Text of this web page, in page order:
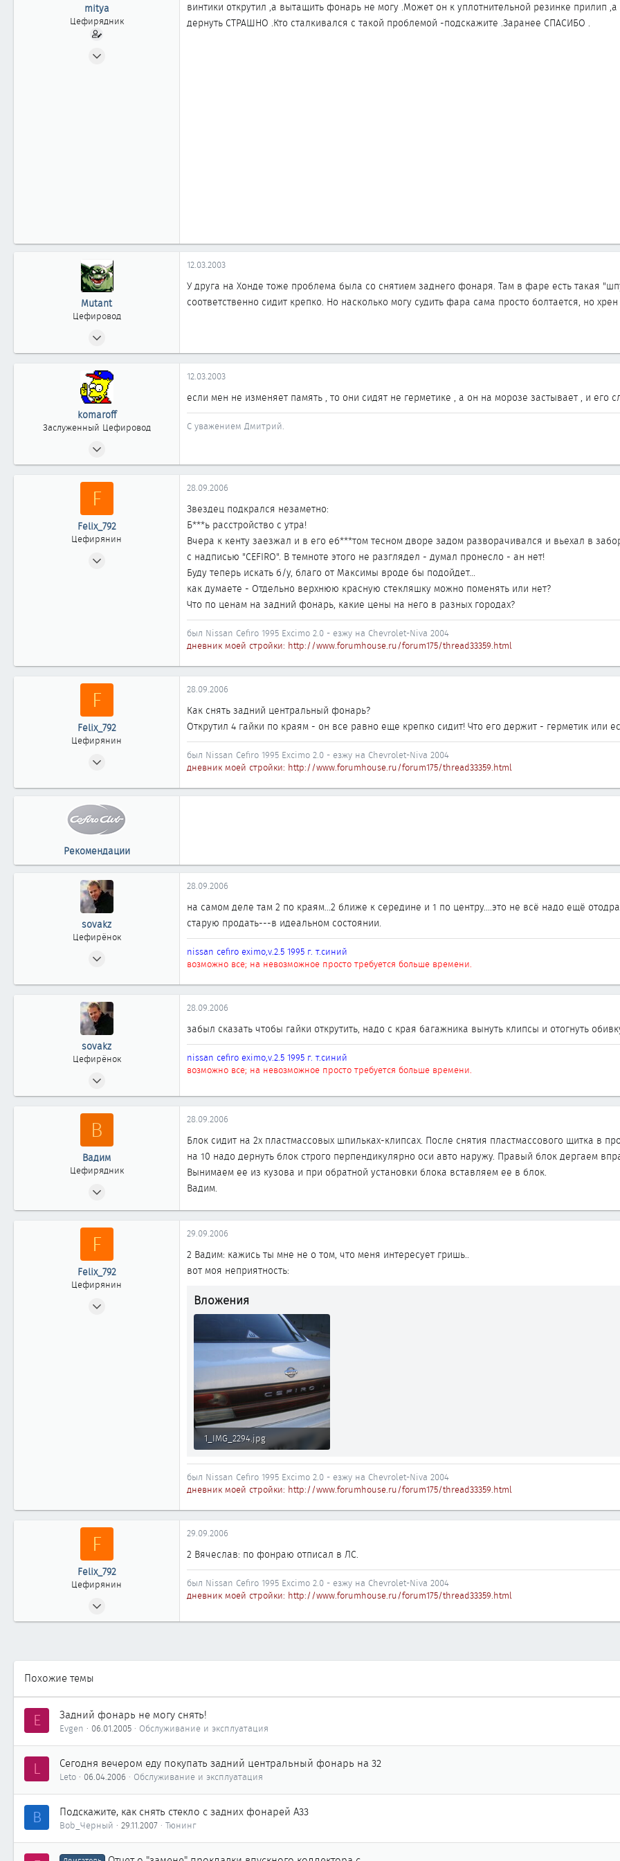
mitya
Цефирядник
винтики открутил ,а вытащить фонарь не могу .Может он к уплотнительной резинке прилип
дернуть СТРАШНО .Кто сталкивался с такой проблемой -подскажите .Заранее СПАСИБО .
Mutant
Цефировод
819
г.Сургут Тюменской обл.
12.03.2003
У друга на Хонде тоже проблема была со снятием заднего фонаря. Там в фаре есть такая
соответственно сидит крепко. Но насколько могу судить фара сама просто болтается, но
komaroff
Заслуженный Цефировод
1 522
www.vladavto.ru
12.03.2003
если мен не изменяет память , то они сидят не герметике , а он на морозе застывает , и его
С уважением Дмитрий.
F
Felix_792
Цефирянин
28.09.2006
Звездец подкрался незаметно:
Б***ь расстройство с утра!
Вчера к кенту заезжал и в его еб***том тесном дворе задом разворачивался и вьехал в
с надписью "CEFIRO". В темноте этого не разглядел - думал пронесло - ан нет!
Буду теперь искать б/у, благо от Максимы вроде бы подойдет...
как думаете - Отдельно верхнюю красную стекляшку можно поменять или нет?
Что по ценам на задний фонарь, какие цены на него в разных городах?
был Nissan Cefiro 1995 Excimo 2.0 - езжу на Chevrolet-Niva 2004
дневник моей стройки: http://www.forumhouse.ru/forum175/thread33359.html
F
Felix_792
Цефирянин
0
Казахстан, Астана
28.09.2006
Как снять задний центральный фонарь?
Открутил 4 гайки по краям - он все равно еще крепко сидит! Что его держит - герметик или
был Nissan Cefiro 1995 Excimo 2.0 - езжу на Chevrolet-Niva 2004
дневник моей стройки: http://www.forumhouse.ru/forum175/thread33359.html
Рекомендации
sovakz
Цефирёнок
0
28.09.2006
на самом деле там 2 по краям...2 ближе к середине и 1 по центру....это не всё надо ещё
старую продать---в идеальном состоянии.
nissan cefiro eximo,v.2.5 1995 г. т.синий
возможно все; на невозможное просто требуется больше времени.
sovakz
Цефирёнок
32
28.09.2006
забыл сказать чтобы гайки открутить, надо с края багажника вынуть клипсы и отогнуть
nissan cefiro eximo,v.2.5 1995 г. т.синий
возможно все; на невозможное просто требуется больше времени.
В
Вадим
Цефирядник
28.09.2006
Блок сидит на 2х пластмассовых шпильках-клипсах. После снятия пластмассового щитка в
на 10 надо дернуть блок строго перпендикулярно оси авто наружу. Правый блок дергаем
Вынимаем ее из кузова и при обратной установки блока вставляем ее в блок.
Вадим.
F
Felix_792
Цефирянин
29.09.2006
2 Вадим: кажись ты мне не о том, что меня интересует гришь..
вот моя неприятность:
Вложения
1_IMG_2294.jpg
был Nissan Cefiro 1995 Excimo 2.0 - езжу на Chevrolet-Niva 2004
дневник моей стройки: http://www.forumhouse.ru/forum175/thread33359.html
F
Felix_792
Цефирянин
426
29.09.2006
2 Вячеслав: по фонраю отписал в ЛС.
был Nissan Cefiro 1995 Excimo 2.0 - езжу на Chevrolet-Niva 2004
дневник моей стройки: http://www.forumhouse.ru/forum175/thread33359.html
Похожие темы
E Задний фонарь не могу снять!
Evgen 06.01.2005 Обслуживание и эксплуатация
L Сегодня вечером еду покупать задний центральный фонарь на 32
Leto 06.04.2006 Обслуживание и эксплуатация
B Подскажите, как снять стекло с задних фонарей А33
Bob_Черный 29.11.2007 Тюнинг